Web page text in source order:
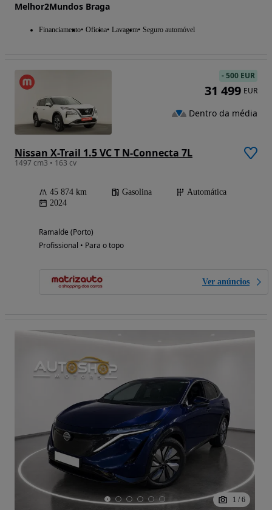
Melhor2Mundos Braga
Financiamento Oficina Lavagem Seguro automóvel
Nissan X-Trail 1.5 VC T N-Connecta 7L
1497 cm3 • 163 cv
45 874 km Gasolina
Automática
2024
Ramalde (Porto)
Profissional • Para o topo
Ver anúncios
-500 EUR
31 499 EUR
Dentro da média
1 / 6